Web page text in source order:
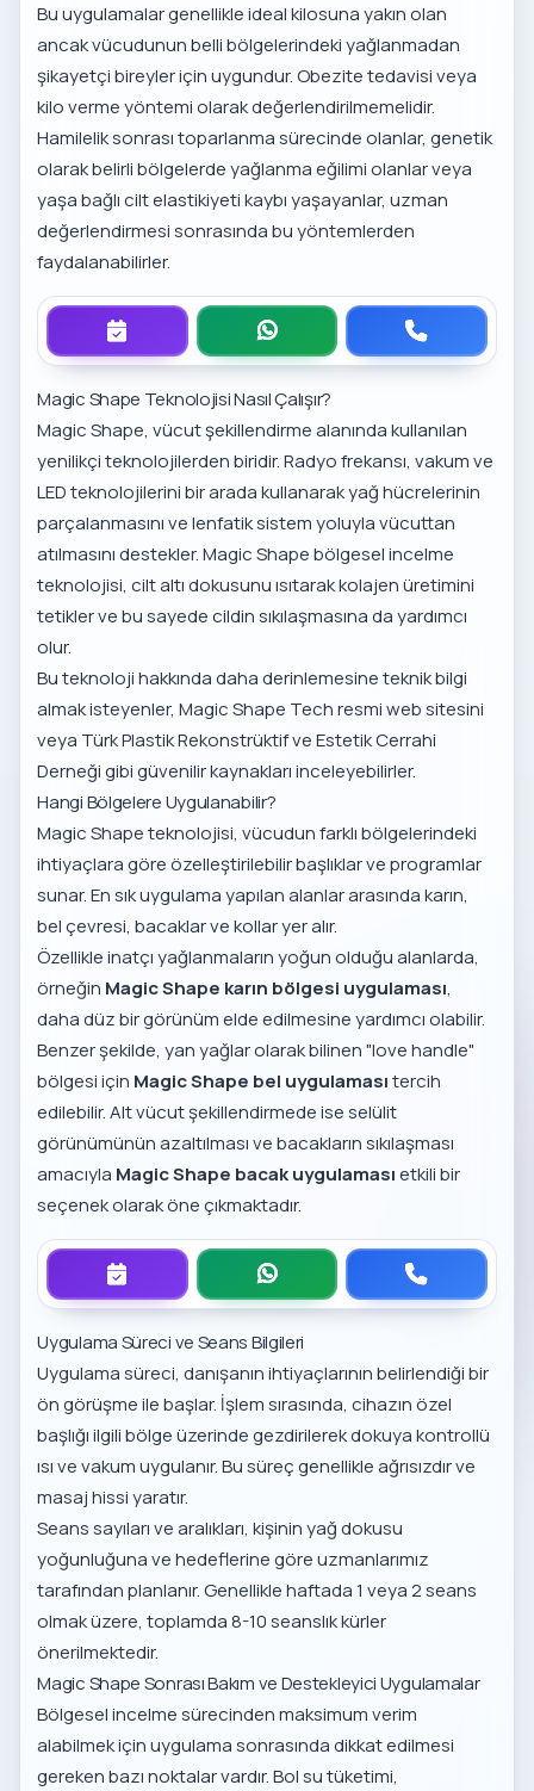
Bu uygulamalar genellikle ideal kilosuna yakın olan
ancak vücudunun belli bölgelerindeki yağlanmadan
şikayetçi bireyler için uygundur. Obezite tedavisi veya
kilo verme yöntemi olarak değerlendirilmemelidir.
Hamilelik sonrası toparlanma sürecinde olanlar, genetik
olarak belirli bölgelerde yağlanma eğilimi olanlar veya
yaşa bağlı cilt elastikiyeti kaybı yaşayanlar, uzman
değerlendirmesi sonrasında bu yöntemlerden
faydalanabilirler.
Magic Shape Teknolojisi Nasıl Çalışır?
Magic Shape, vücut şekillendirme alanında kullanılan
yenilikçi teknolojilerden biridir. Radyo frekansı, vakum ve
LED teknolojilerini bir arada kullanarak yağ hücrelerinin
parçalanmasını ve lenfatik sistem yoluyla vücuttan
atılmasını destekler.Magic Shape bölgesel incelme
teknolojisi, cilt altı dokusunu ısıtarak kolajen üretimini
tetikler ve bu sayede cildin sıkılaşmasına da yardımcı
olur.
Bu teknoloji hakkında daha derinlemesine teknik bilgi
almak isteyenler,Magic Shape Techresmi web sitesini
veya Türk Plastik Rekonstrüktif ve Estetik Cerrahi
Derneğigibi güvenilir kaynakları inceleyebilirler.
Hangi Bölgelere Uygulanabilir?
Magic Shape teknolojisi, vücudun farklı bölgelerindeki
ihtiyaçlara göre özelleştirilebilir başlıklar ve programlar
sunar. En sık uygulama yapılan alanlar arasında karın,
bel çevresi, bacaklar ve kollar yer alır.
Özellikle inatçı yağlanmaların yoğun olduğu alanlarda,
örneğin Magic Shape karın bölgesi uygulaması,
daha düz bir görünüm elde edilmesine yardımcı olabilir.
Benzer şekilde, yan yağlar olarak bilinen "love handle"
bölgesi için Magic Shape bel uygulamasıtercih
edilebilir. Alt vücut şekillendirmede ise selülit
görünümünün azaltılması ve bacakların sıkılaşması
amacıyla Magic Shape bacak uygulamasıetkili bir
seçenek olarak öne çıkmaktadır.
Uygulama Süreci ve Seans Bilgileri
Uygulama süreci, danışanın ihtiyaçlarının belirlendiği bir
ön görüşme ile başlar. İşlem sırasında, cihazın özel
başlığı ilgili bölge üzerinde gezdirilerek dokuya kontrollü
ısı ve vakum uygulanır. Bu süreç genellikle ağrısızdır ve
masaj hissi yaratır.
Seans sayıları ve aralıkları, kişinin yağ dokusu
yoğunluğuna ve hedeflerine göre uzmanlarımız
tarafından planlanır. Genellikle haftada 1 veya 2 seans
olmak üzere, toplamda 8-10 seanslık kürler
önerilmektedir.
Magic Shape Sonrası Bakım ve Destekleyici Uygulamalar
Bölgesel incelme sürecinden maksimum verim
alabilmek için uygulama sonrasında dikkat edilmesi
gereken bazı noktalar vardır. Bol su tüketimi,